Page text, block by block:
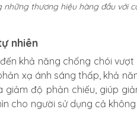
thương hiệu hàng đầu với
nhiên
khả năng chống chói
xạ ánh sáng thấp, khả
độ phản chiếu, giúp
cho người sử dụng cả